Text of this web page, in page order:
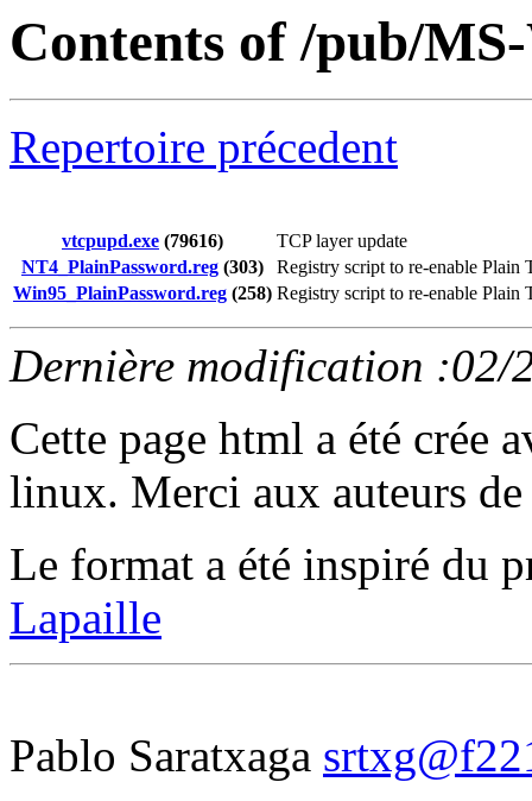
Contents of /pub/
Repertoire précedent
vtcpupd.exe (79616)
TCP layer update
NT4_PlainPassword.reg (303)
Registry script to re-enable
Win95_PlainPassword.reg (258) Registry script to re-enable
Dernière modification :02/
Cette page html a été crée
linux. Merci aux auteurs
Le format a été inspiré du
Lapaille
Pablo Saratxaga